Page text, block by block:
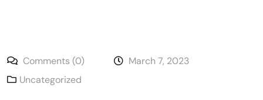
Comments (0)
March 7, 2023
Uncategorized